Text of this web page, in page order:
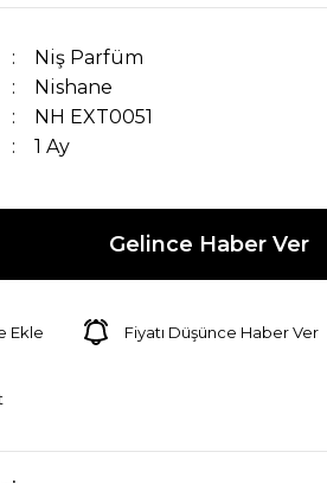
Niş Parfüm
Nishane
NH EXT0051
1 Ay
Gelince Haber Ver
Fiyatı Düşünce Haber Ver